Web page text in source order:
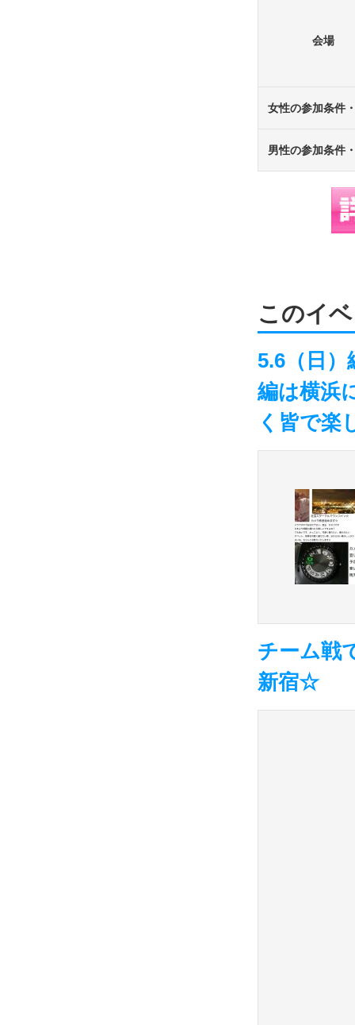
会場
女性の参加条件
男性の参加条件
このイ
5.6（日
編は横浜
く皆で楽
チーム戦
新宿☆